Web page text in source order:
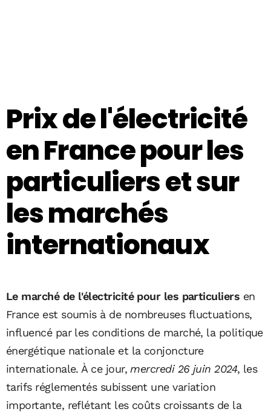
Prix de l'électricité
en France pour les
particuliers et sur
les marchés
internationaux
Le marché de l'électricité pour les particuliers en
France est soumis à de nombreuses fluctuations,
influencé par les conditions de marché, la politique
énergétique nationale et la conjoncture
internationale. À ce jour, mercredi 26 juin 2024, les
tarifs réglementés subissent une variation
importante, reflétant les coûts croissants de la